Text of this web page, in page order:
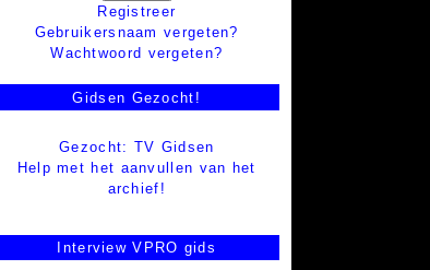
Registreer
Gebruikersnaam vergeten?
Wachtwoord vergeten?
Gidsen Gezocht!
Gezocht: TV Gidsen
Help met het aanvullen van het
archief!
Interview VPRO gids